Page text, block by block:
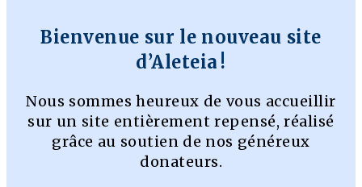
Bienvenue sur le nouveau site
d’Aleteia !
Nous sommes heureux de vous accueillir
sur un site entièrement repensé, réalisé
grâce au soutien de nos généreux
donateurs.